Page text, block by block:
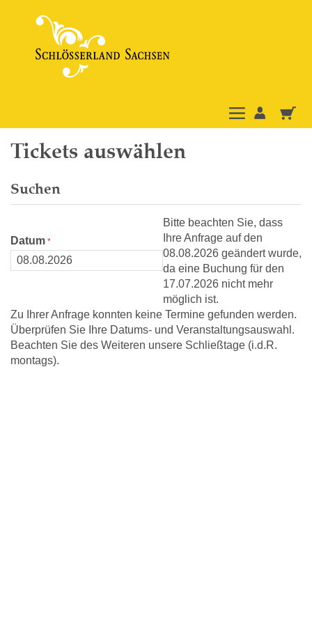
Tickets auswählen
Suchen
Datum
Bitte beachten Sie, dass
Ihre Anfrage auf den
08.08.2026 geändert wurde,
da eine Buchung für den
17.07.2026 nicht mehr
möglich ist.
Zu Ihrer Anfrage konnten keine Termine gefunden werden.
Überprüfen Sie Ihre Datums- und Veranstaltungsauswahl.
Beachten Sie des Weiteren unsere Schließtage (i.d.R.
montags).